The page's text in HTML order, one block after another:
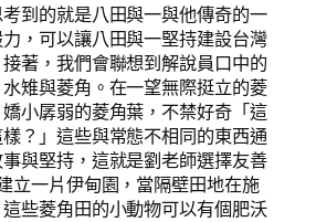
到的就是八田與一與他傳奇的一
，可以讓八田與一堅持建設台灣
著，我們會聯想到解說員口中的
雉與菱角。在一望無際挺立的菱
小孱弱的菱角葉，不禁好奇「這
？」這些與常態不相同的東西通
與堅持，這就是劉老師選擇友善
立一片伊甸園，當隔壁田地在施
些菱角田的小動物可以有個肥沃